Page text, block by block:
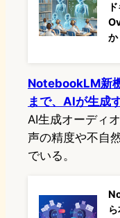
か
NotebookLM新
まで、AIが生成
AI生成オーディ
声の精度や不自
でいる。